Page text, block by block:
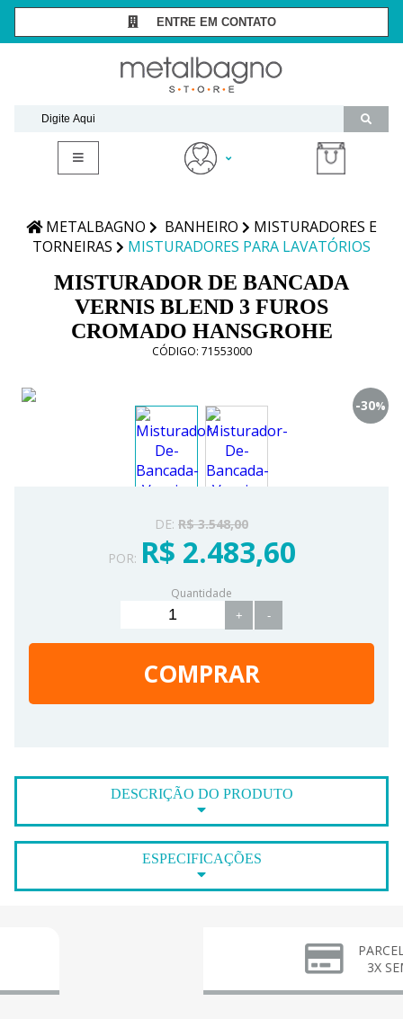
ENTRE EM CONTATO
SÃO PAULO - (11) 3081-7006
RIO DE JANEIRO -
(21) 2294-8091
(11) 99467-1909
METALBAGNO BANHEIRO
MISTURADORES E
TORNEIRAS
MISTURADORES PARA LAVATÓRIOS
MISTURADOR DE BANCADA
VERNIS BLEND 3 FUROS
CROMADO HANSGROHE
CÓDIGO: 71553000
-30%
DE: R$ 3.548,00
POR: R$ 2.483,60
Quantidade
+ -
COMPRAR
DESCRIÇÃO DO PRODUTO
ESPECIFICAÇÕES
PARCELE EM ATÉ
3X SEM JUROS